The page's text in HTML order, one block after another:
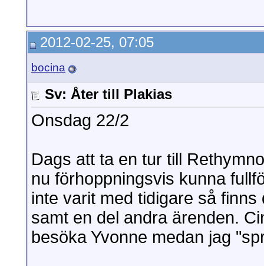
2012-02-25, 07:05
bocina
Sv: Åter till Plakias
Onsdag 22/2
Dags att ta en tur till
nu förhoppningsvis kunna
inte varit med tidigare så
samt en del andra ärenden.
besöka Yvonne medan jag